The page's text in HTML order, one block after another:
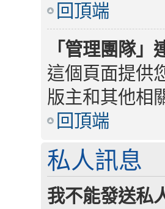
回頂端
「管理團隊」
這個頁面提供
版主和其他相
回頂端
私人訊息
我不能發送私